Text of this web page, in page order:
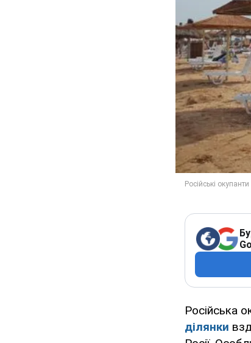
Російська
ділянки